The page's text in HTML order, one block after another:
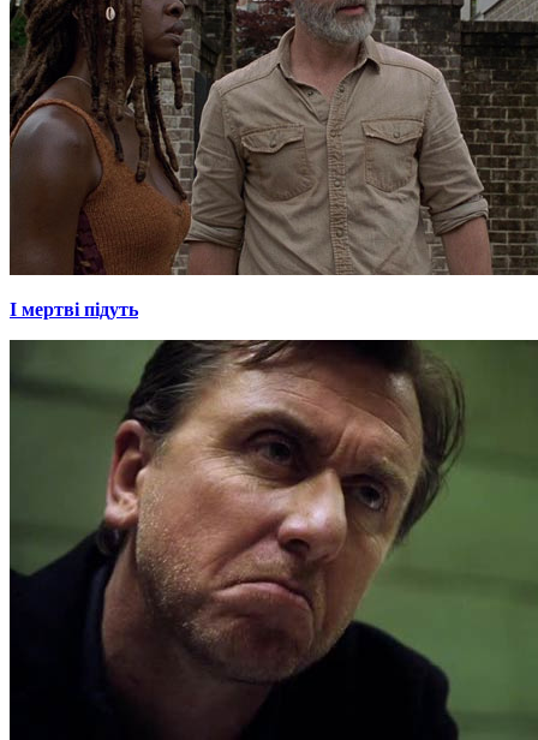
І мертві підуть